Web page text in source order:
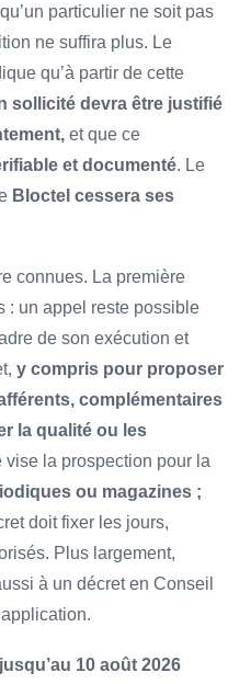
particulier ne soit pas
ne suffira plus. Le
qu’à partir de cette
sollicité devra être justifié
et que ce
et documenté. Le
Bloctel cessera ses
connues. La première
: un appel reste possible
de son exécution et
y compris pour proposer
complémentaires
la qualité ou les
vise la prospection pour la
ou magazines ;
doit fixer les jours,
Plus largement,
à un décret en Conseil
10 août 2026